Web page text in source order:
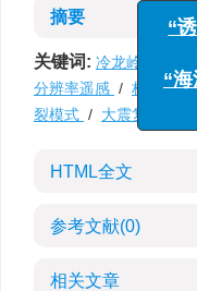
摘要
关键词: 冷龙岭断裂带
分辨率遥感 / 构造地貌
裂模式 / 大震复发间隔
HTML全文
参考文献(0)
相关文章
“
“海